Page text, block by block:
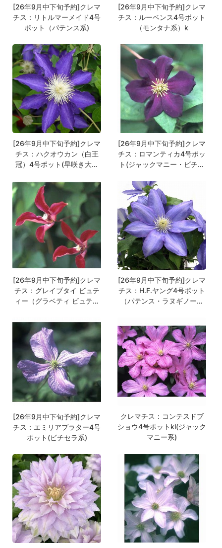
[26年9月中下旬予約]クレマ
チス：リトルマーメイド4号
ポット（パテンス系)
[26年9月中下旬予約]クレマ
チス：ルーベンス4号ポット
（モンタナ系）k
[26年9月中下旬予約]クレマ
チス：ハクオウカン（白王
冠）4号ポット(早咲き大輪
[26年9月中下旬予約]クレマ
チス：ロマンティカ4号ポッ
ト(ジャックマニー・ビチセ
[26年9月中下旬予約]クレマ
チス：グレイブタイ ビュテ
ィー（グラベティ ビュティ
ス系）
[26年9月中下旬予約]クレマ
チス：H.F.ヤング4号ポット
（パテンス・ラヌギノーサ
[26年9月中下旬予約]クレマ
チス：エミリアプラター4号
ポット(ビチセラ系)
クレマチス：コンテスドブ
ショウ4号ポットkl(ジャック
マニー系)